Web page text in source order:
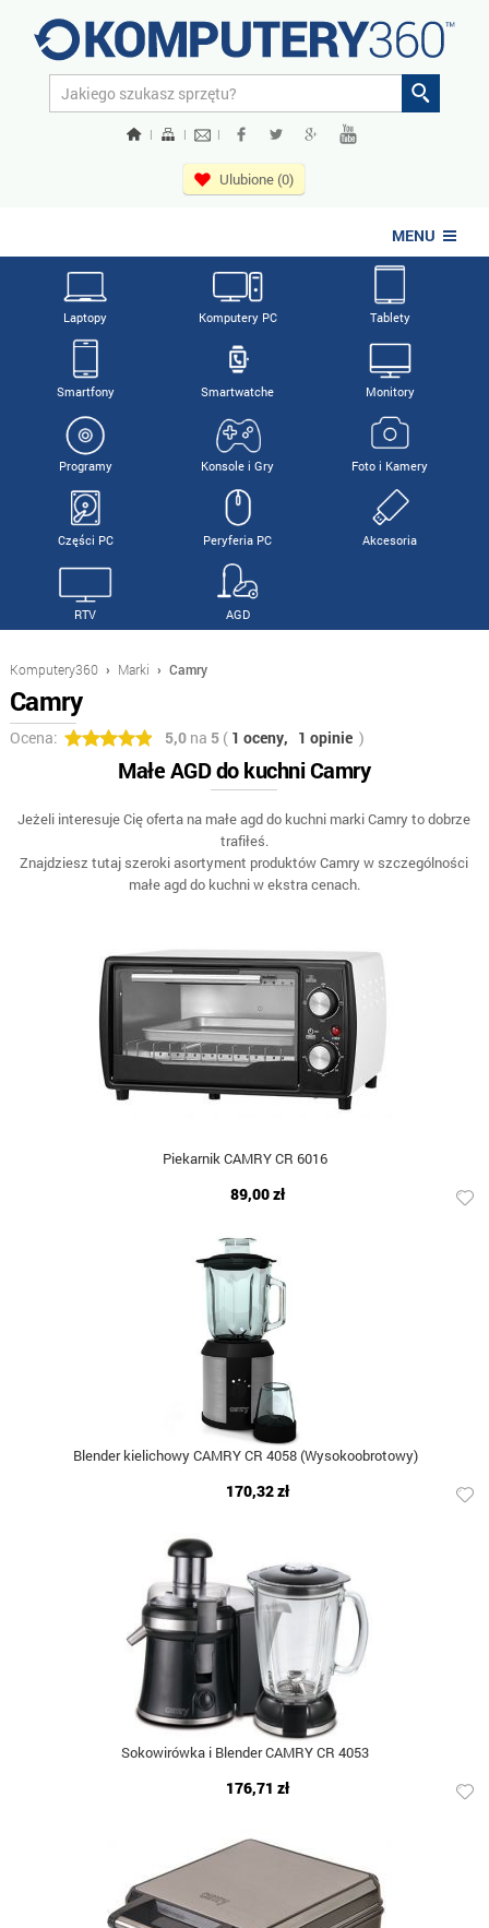
| | |
Ulubione (0)
MENU
Laptopy Komputery PC Tablety
Smartfony Smartwatche Monitory
Programy Konsole i Gry Foto i Kamery
Części PC Peryferia PC Akcesoria
RTV AGD
Komputery360 › Marki › Camry
Camry
Ocena: 5,0na 5( 1 oceny, 1 opinie )
Małe AGD do kuchni Camry
Jeżeli interesuje Cię oferta na małe agd do kuchni marki Camry to dobrze
trafiłeś.
Znajdziesz tutaj szeroki asortyment produktów Camry w szczególności
małe agd do kuchni w ekstra cenach.
Piekarnik CAMRY CR 6016
89,00 zł
Blender kielichowy CAMRY CR 4058 (Wysokoobrotowy)
170,32 zł
Sokowirówka i Blender CAMRY CR 4053
176,71 zł